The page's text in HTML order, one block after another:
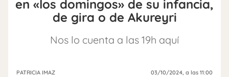
en «los domingos» de su infancia,
de gira o de Akureyri
Nos lo cuenta a las 19h aquí
PATRICIA IMAZ 03/10/2024, a las 11:00